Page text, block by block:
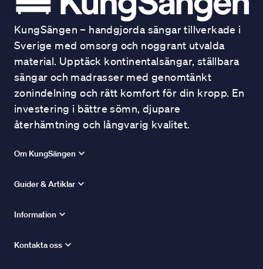
KungSängen – handgjorda sängar tillverkade i
Sverige med omsorg och noggrant utvalda
material. Upptäck kontinentalsängar, ställbara
sängar och madrasser med genomtänkt
zonindelning och rätt komfort för din kropp. En
investering i bättre sömn, djupare
återhämtning och långvarig kvalitet.
Om KungSängen
Guider & Artiklar
Information
Kontakta oss